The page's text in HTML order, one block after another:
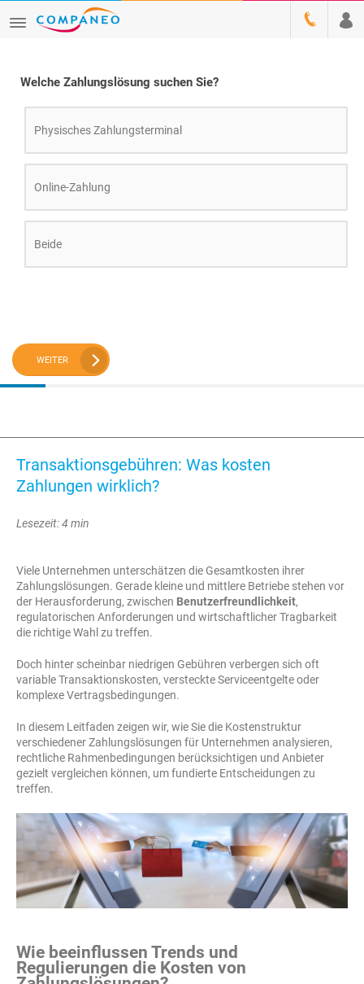
Welche Zahlungslösung suchen Sie?
Physisches Zahlungsterminal
Online-Zahlung
Beide
WEITER
Transaktionsgebühren: Was kosten
Zahlungen wirklich?
Lesezeit: 4 min
Viele Unternehmen unterschätzen die Gesamtkosten ihrer
Zahlungslösungen. Gerade kleine und mittlere Betriebe stehen vor
der Herausforderung, zwischen Benutzerfreundlichkeit,
regulatorischen Anforderungen und wirtschaftlicher Tragbarkeit
die richtige Wahl zu treffen.
Doch hinter scheinbar niedrigen Gebühren verbergen sich oft
variable Transaktionskosten, versteckte Serviceentgelte oder
komplexe Vertragsbedingungen.
In diesem Leitfaden zeigen wir, wie Sie die Kostenstruktur
verschiedener Zahlungslösungen für Unternehmen analysieren,
rechtliche Rahmenbedingungen berücksichtigen und Anbieter
gezielt vergleichen können, um fundierte Entscheidungen zu
treffen.
Wie beeinflussen Trends und
Regulierungen die Kosten von